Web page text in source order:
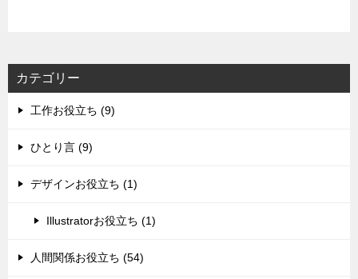
カテゴリー
工作お役立ち (9)
ひとり言 (9)
デザインお役立ち (1)
Illustratorお役立ち (1)
人間関係お役立ち (54)